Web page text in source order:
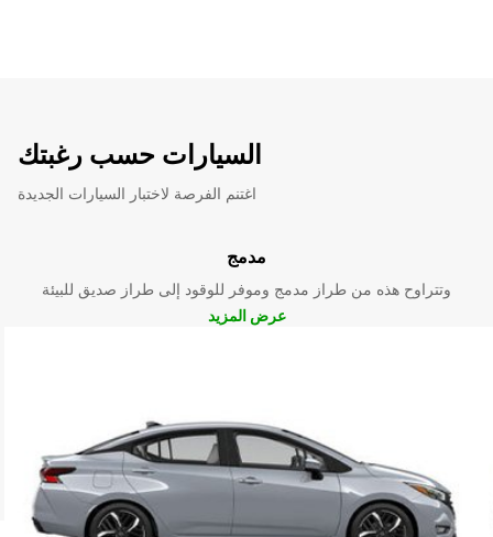
السيارات حسب رغبتك
اغتنم الفرصة لاختبار السيارات الجديدة
مدمج
وتتراوح هذه من طراز مدمج وموفر للوقود إلى طراز صديق للبيئة
عرض المزيد